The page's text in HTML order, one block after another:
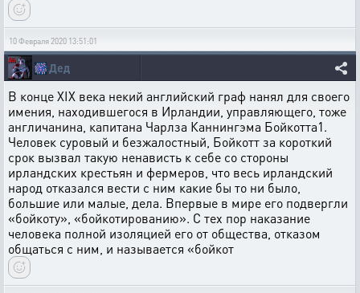
10 Февраля 2020 13:51:01
🎆Дед
В конце XIX века некий английский граф нанял для своего
имения, находившегося в Ирландии, управляющего, тоже
англичанина, капитана Чарлза Каннингэма Бойкотта1.
Человек суровый и безжалостный, Бойкотт за короткий
срок вызвал такую ненависть к себе со стороны
ирландских крестьян и фермеров, что весь ирландский
народ отказался вести с ним какие бы то ни было,
большие или малые, дела. Впервые в мире его подвергли
«бойкоту», «бойкотированию». С тех пор наказание
человека полной изоляцией его от общества, отказом
общаться с ним, и называется «бойкот